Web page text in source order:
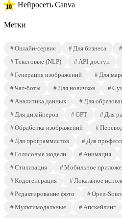
Нейросеть Canva
Метки
Онлайн-сервис Для бизнеса
Текстовые (NLP)
API-доступ
Генерация изображений
Для
Чат-боты
Для новичков
Аналитика данных
Для
Для дизайнеров
GPT
Для
Обработка изображений
Для программистов
Для
Голосовые модели
Анимация
Стилизация
Мобильное
Кодогенерация
Локальное
Редактирование фото
Open-
Мультимодальные
Апскейлинг